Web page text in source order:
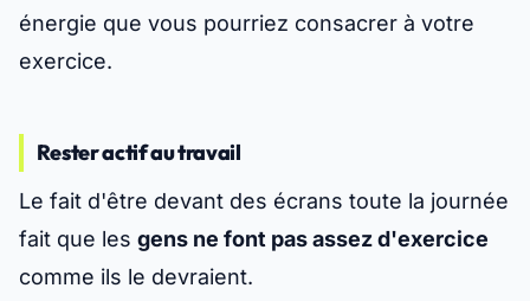
énergie que vous pourriez consacrer à votre
exercice.
Rester actif au travail
Le fait d'être devant des écrans toute la journée
fait que les gens ne font pas assez d'exercice
comme ils le devraient.